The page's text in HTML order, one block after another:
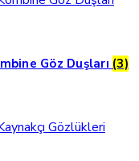
Göz Duşları (3)